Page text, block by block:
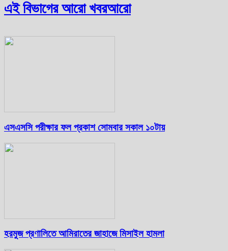
এই বিভাগের আরো খবরআরো
এসএসসি পরীক্ষার ফল প্রকাশ সোমবার সকাল ১০টায়
হরমুজ প্রণালিতে আমিরাতের জাহাজে মিসাইল হামলা